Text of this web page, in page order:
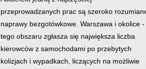
przeprowadzanych prac są szeroko
naprawy bezgotówkowe. Warszawa i okolice -
tego obszaru zgłasza się największa liczba
kierowców z samochodami po przebytych
kolizjach i wypadkach, liczących na możliwie